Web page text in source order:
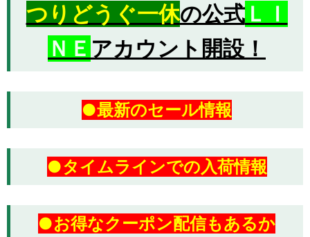
つりどうぐ一休の公式ＬＩ
ＮＥ アカウント開設！
●最新のセール情報
●タイムラインでの入荷情報
●お得なクーポン配信もあるか